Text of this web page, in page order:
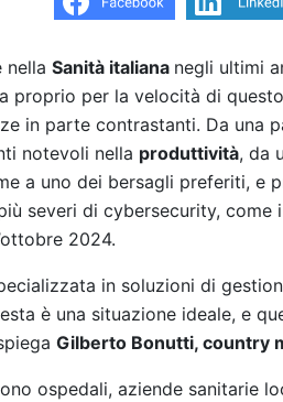
nella Sanità italiana negli ultimi
proprio per la velocità di
in parte contrastanti. Da una
notevoli nella produttività, da
a uno dei bersagli preferiti, e
severi di cybersecurity, come i
2024.
in soluzioni di
è una situazione ideale, e
Gilberto Bonutti, country
ospedali, aziende sanitarie